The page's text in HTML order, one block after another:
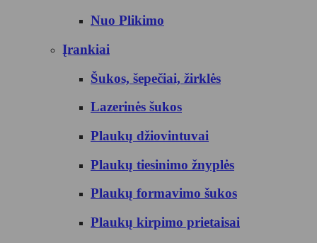
Nuo Plikimo
Įrankiai
Šukos, šepečiai, žirklės
Lazerinės šukos
Plaukų džiovintuvai
Plaukų tiesinimo žnyplės
Plaukų formavimo šukos
Plaukų kirpimo prietaisai